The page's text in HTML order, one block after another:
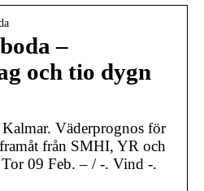
–
och tio dygn
Väderprognos för
från SMHI, YR och
09 Feb. – / -. Vind -.